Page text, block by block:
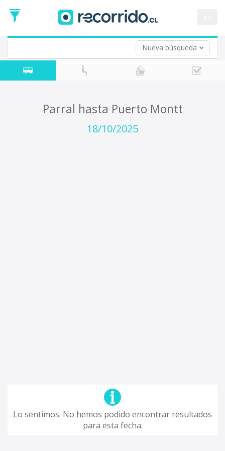
Nueva búsqueda
de
Ida
Vuelta (opcional)
Fecha
de
Parral hasta Puerto Montt
18/10/2025
Lo sentimos. No hemos podido encontrar resultados
para esta fecha.